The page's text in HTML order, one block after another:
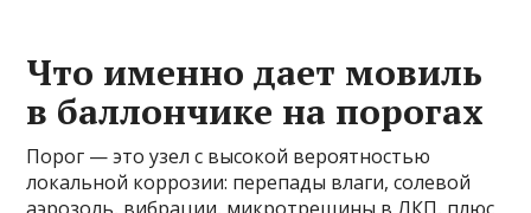
Что именно дает мовиль
в баллончике на порогах
Порог — это узел с высокой вероятностью
локальной коррозии: перепады влаги, солевой